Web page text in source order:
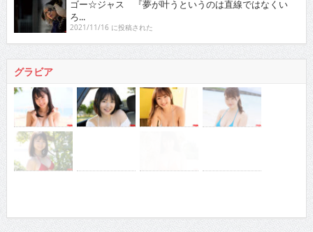
ゴー☆ジャス 『夢が叶うというのは直線ではなくい
ろ...
2021/11/16 に投稿された
グラビア